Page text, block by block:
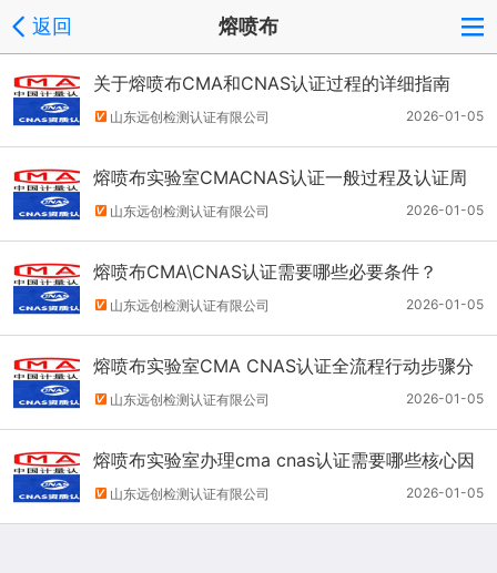
返回 熔喷布
关于熔喷布CMA和CNAS认证过程的详细指南
2026-01-05
山东远创检测认证有限公司
熔喷布实验室CMACNAS认证一般过程及认证周
期
2026-01-05
山东远创检测认证有限公司
熔喷布CMA\CNAS认证需要哪些必要条件？
2026-01-05
山东远创检测认证有限公司
熔喷布实验室CMA CNAS认证全流程行动步骤分
解
2026-01-05
山东远创检测认证有限公司
熔喷布实验室办理cma cnas认证需要哪些核心因
素，步骤
2026-01-05
山东远创检测认证有限公司